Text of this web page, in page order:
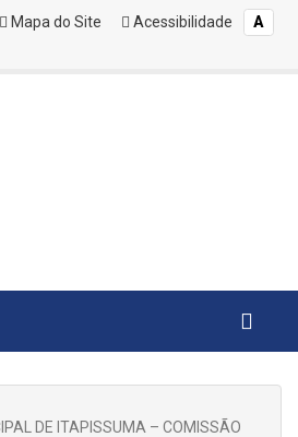
Mapa do Site Acessibilidade
A
DE ITAPISSUMA – COMISSÃO